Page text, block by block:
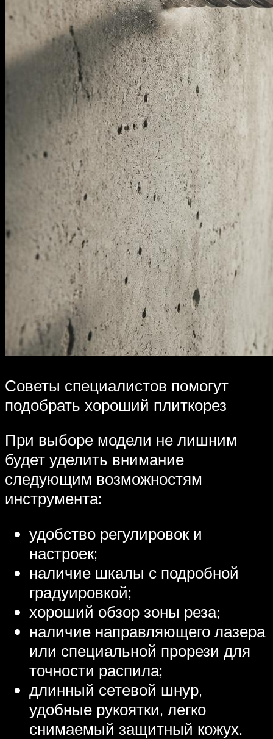
Советы специалистов помогут
подобрать хороший плиткорез
При выборе модели не лишним
будет уделить внимание
следующим возможностям
инструмента:
удобство регулировок и
настроек;
наличие шкалы с подробной
градуировкой;
хороший обзор зоны реза;
наличие направляющего лазера
или специальной прорези для
точности распила;
длинный сетевой шнур,
удобные рукоятки, легко
снимаемый защитный кожух.